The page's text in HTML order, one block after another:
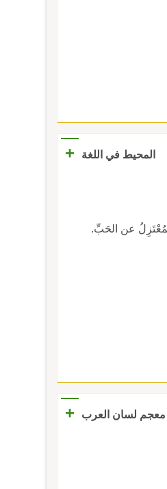
المحيط في اللغة
+
عن الحَبِّ.
معجم لسان العرب +